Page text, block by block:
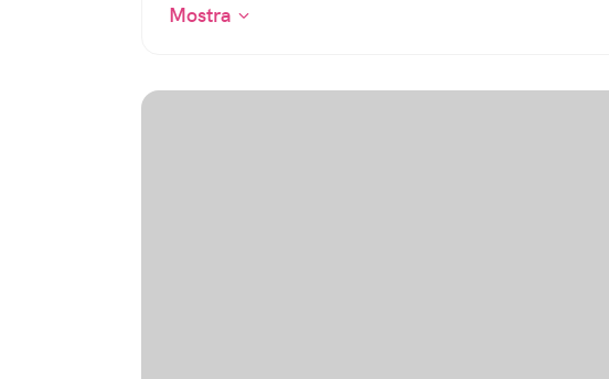
Mostra